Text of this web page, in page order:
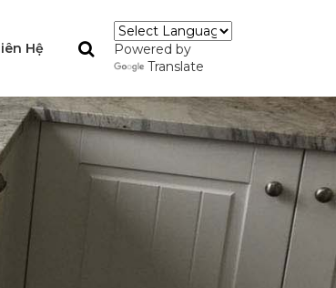
Hệ
Powered by
Translate